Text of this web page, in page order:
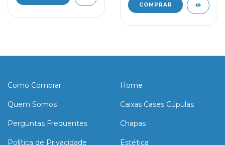
Como Comprar
Quem Somos
Perguntas Frequentes
Política de Privacidade
Home
Caixas Cases Cúpulas
Chapas
Estética